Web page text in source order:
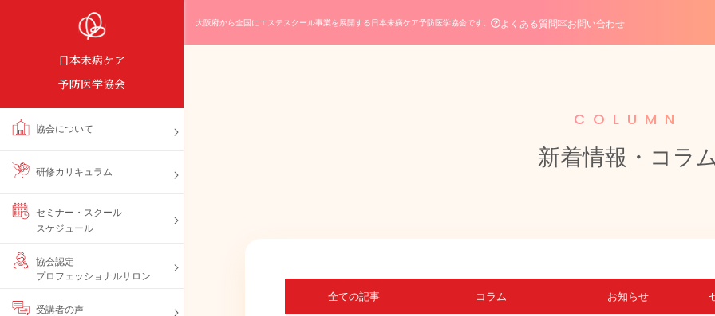
日本未病ケア
予防医学協会
協会について
研修カリキュラム
セミナー・スクール
スケジュール
協会認定
プロフェッショナルサロン
受講者の声
大阪府から全国にエステスクール事業を展開する日本未病ケア予防医学協会です。 よくある質問 お問い合わせ
COLUMN
新着情報・コラム
全ての記事 コラム お知らせ